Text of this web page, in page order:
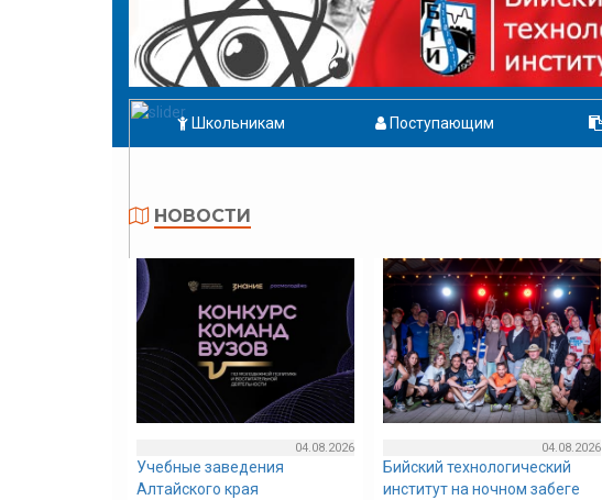
Школьникам Поступающим
НОВОСТИ
04.08.2026
Учебные заведения
Алтайского края
04.08.2026
Бийский технологический
институт на ночном забеге